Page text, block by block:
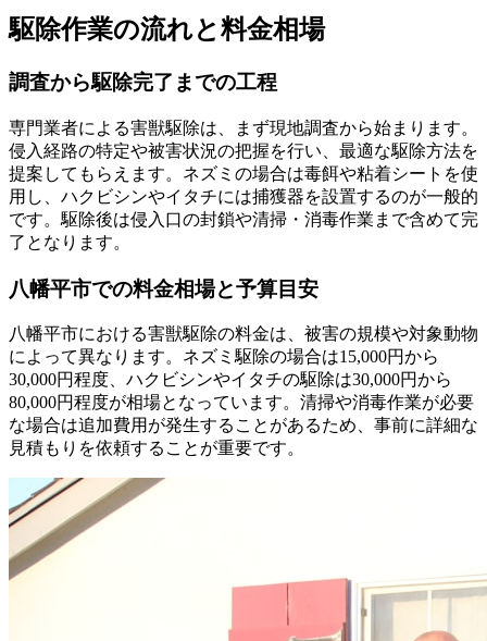
駆除作業の流れと料金相場
調査から駆除完了までの工程
専門業者による害獣駆除は、まず現地調査から始まります。
侵入経路の特定や被害状況の把握を行い、最適な駆除方法を
提案してもらえます。ネズミの場合は毒餌や粘着シートを使
用し、ハクビシンやイタチには捕獲器を設置するのが一般的
です。駆除後は侵入口の封鎖や清掃・消毒作業まで含めて完
了となります。
八幡平市での料金相場と予算目安
八幡平市における害獣駆除の料金は、被害の規模や対象動物
によって異なります。ネズミ駆除の場合は15,000円から
30,000円程度、ハクビシンやイタチの駆除は30,000円から
80,000円程度が相場となっています。清掃や消毒作業が必要
な場合は追加費用が発生することがあるため、事前に詳細な
見積もりを依頼することが重要です。